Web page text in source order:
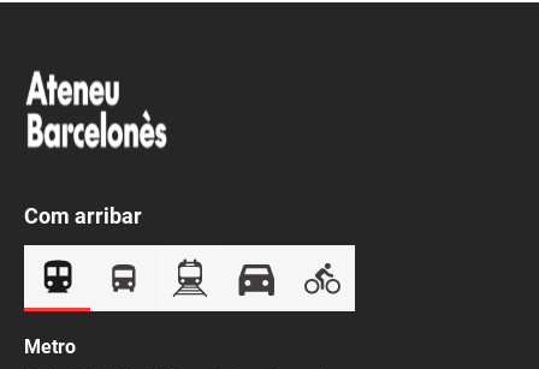
Com arribar
Metro